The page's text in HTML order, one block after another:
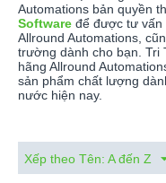
Automations bản quyền
Software để được tư vấn
Allround Automations,
trường dành cho bạn. Tri
hãng Allround
sản phẩm chất lượng
nước hiện nay.
Xếp theo Tên: A đến Z